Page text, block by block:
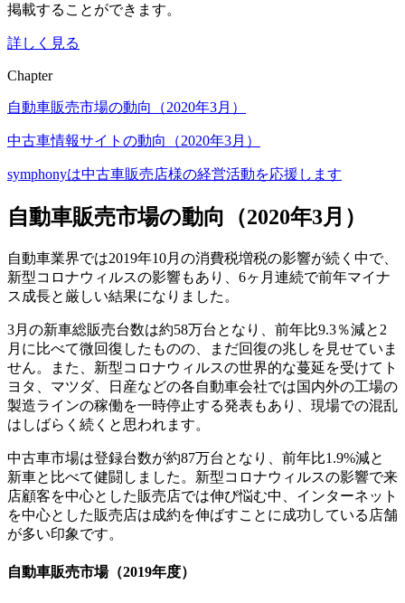
掲載することができます。
詳しく見る
Chapter
自動車販売市場の動向（2020年3月）
中古車情報サイトの動向（2020年3月）
symphonyは中古車販売店様の経営活動を応援します
自動車販売市場の動向（2020年3月）
自動車業界では2019年10月の消費税増税の影響が続く中で、
新型コロナウィルスの影響もあり、6ヶ月連続で前年マイナ
ス成長と厳しい結果になりました。
3月の新車総販売台数は約58万台となり、前年比9.3％減と2
月に比べて微回復したものの、まだ回復の兆しを見せていま
せん。また、新型コロナウィルスの世界的な蔓延を受けてト
ヨタ、マツダ、日産などの各自動車会社では国内外の工場の
製造ラインの稼働を一時停止する発表もあり、現場での混乱
はしばらく続くと思われます。
中古車市場は登録台数が約87万台となり、前年比1.9%減と
新車と比べて健闘しました。新型コロナウィルスの影響で来
店顧客を中心とした販売店では伸び悩む中、インターネット
を中心とした販売店は成約を伸ばすことに成功している店舗
が多い印象です。
自動車販売市場（2019年度）